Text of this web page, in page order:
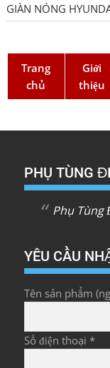
GIÀN NÓNG
Trang
chủ
Giới
thiệu
PHỤ TÙNG
Phụ Tùng
YÊU CẦU
Tên sản phẩm
Số điện thoại *